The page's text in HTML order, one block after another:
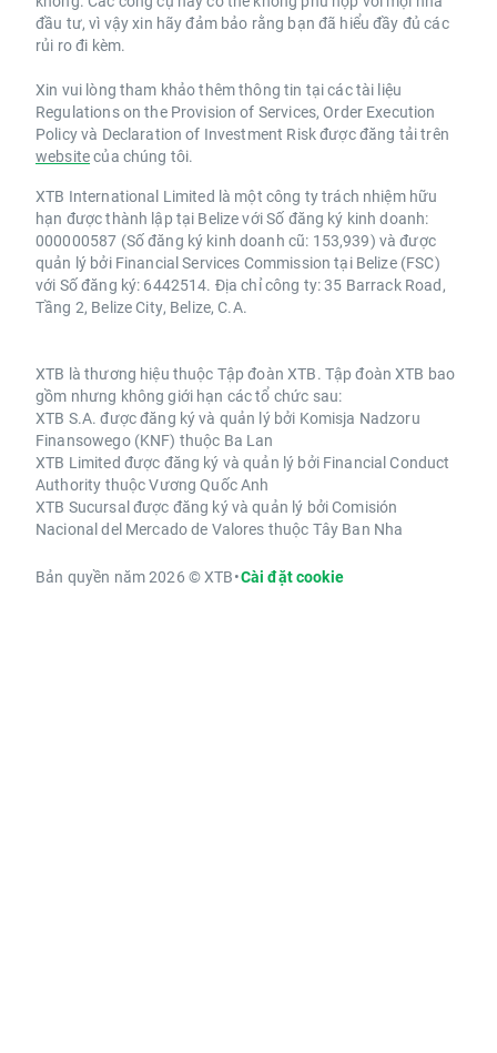
đầu tư, vì vậy xin hãy đảm bảo rằng bạn đã hiểu đầy đủ các
rủi ro đi kèm.
Xin vui lòng tham khảo thêm thông tin tại các tài liệu
Regulations on the Provision of Services, Order Execution
Policy và Declaration of Investment Risk được đăng tải trên
websitecủa chúng tôi.
XTB International Limited là một công ty trách nhiệm hữu
hạn được thành lập tại Belize với Số đăng ký kinh doanh:
000000587 (Số đăng ký kinh doanh cũ: 153,939) và được
quản lý bởi Financial Services Commission tại Belize (FSC)
với Số đăng ký: 6442514. Địa chỉ công ty: 35 Barrack Road,
Tầng 2, Belize City, Belize, C.A.
XTB là thương hiệu thuộc Tập đoàn XTB. Tập đoàn XTB bao
gồm nhưng không giới hạn các tổ chức sau:
XTB S.A. được đăng ký và quản lý bởi Komisja Nadzoru
Finansowego (KNF) thuộc Ba Lan
XTB Limited được đăng ký và quản lý bởi Financial Conduct
Authority thuộc Vương Quốc Anh
XTB Sucursal được đăng ký và quản lý bởi Comisión
Nacional del Mercado de Valores thuộc Tây Ban Nha
Bản quyền năm 2026 © XTB•Cài đặt cookie